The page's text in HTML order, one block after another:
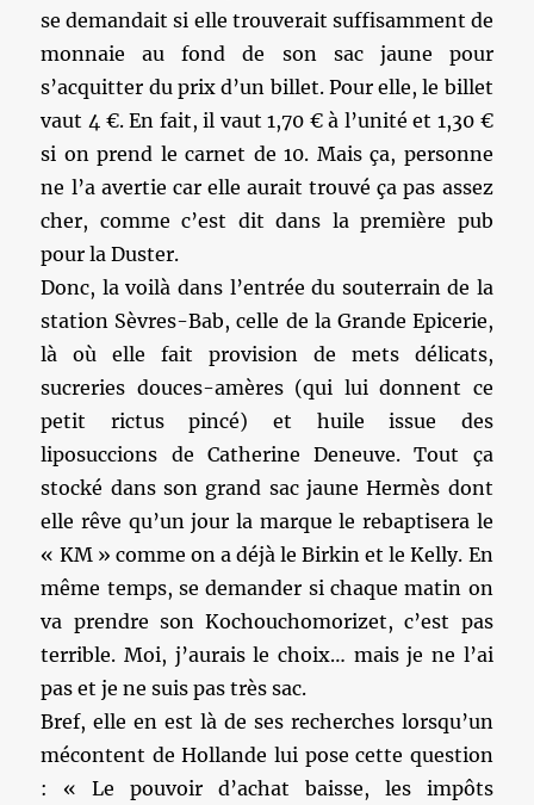
se demandait si elle trouverait suffisamment de
monnaie au fond de son sac jaune pour
s’acquitter du prix d’un billet. Pour elle, le billet
vaut 4 €. En fait, il vaut 1,70 € à l’unité et 1,30 €
si on prend le carnet de 10. Mais ça, personne
ne l’a avertie car elle aurait trouvé ça pas assez
cher, comme c’est dit dans la première pub
pour la Duster.
Donc, la voilà dans l’entrée du souterrain de la
station Sèvres-Bab, celle de la Grande Epicerie,
là où elle fait provision de mets délicats,
sucreries douces-amères (qui lui donnent ce
petit rictus pincé) et huile issue des
liposuccions de Catherine Deneuve. Tout ça
stocké dans son grand sac jaune Hermès dont
elle rêve qu’un jour la marque le rebaptisera le
« KM » comme on a déjà le Birkin et le Kelly. En
même temps, se demander si chaque matin on
va prendre son Kochouchomorizet, c’est pas
terrible. Moi, j’aurais le choix… mais je ne l’ai
pas et je ne suis pas très sac.
Bref, elle en est là de ses recherches lorsqu’un
mécontent de Hollande lui pose cette question
: « Le pouvoir d’achat baisse, les impôts